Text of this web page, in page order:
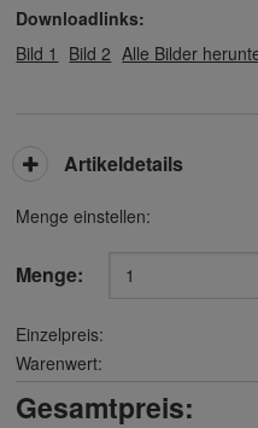
Downloadlinks:
Bild 1
Bild 2 Alle Bilder
Menge einstellen:
Menge:
Einzelpreis:
Warenwert:
Gesamtpreis:
Artikeldetails